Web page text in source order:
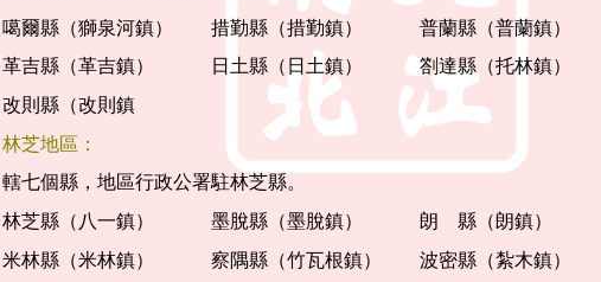
噶爾縣（獅泉河鎮） 措勤縣（措勤鎮） 普蘭縣（普蘭鎮）
革吉縣（革吉鎮） 日土縣（日土鎮） 劄達縣（托林鎮）
改則縣（改則鎮
林芝地區：
轄七個縣，地區行政公署駐林芝縣。
林芝縣（八一鎮） 墨脫縣（墨脫鎮） 朗 縣（朗鎮）
米林縣（米林鎮） 察隅縣（竹瓦根鎮） 波密縣（紮木鎮）